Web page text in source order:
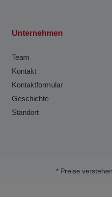
Unternehmen
Team
Kontakt
Kontaktformular
Geschichte
Standort
* Preise